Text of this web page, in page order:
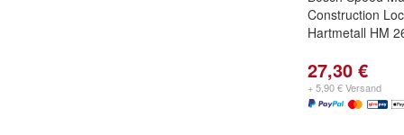
Construction
Hartmetall HM
27,30 €
+ 5,90 € Versand